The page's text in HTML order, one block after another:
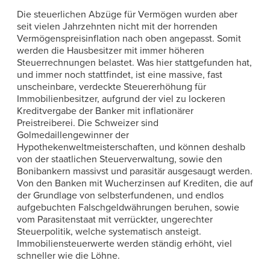
Die steuerlichen Abzüge für Vermögen wurden aber
seit vielen Jahrzehnten nicht mit der horrenden
Vermögenspreisinflation nach oben angepasst. Somit
werden die Hausbesitzer mit immer höheren
Steuerrechnungen belastet. Was hier stattgefunden hat,
und immer noch stattfindet, ist eine massive, fast
unscheinbare, verdeckte Steuererhöhung für
Immobilienbesitzer, aufgrund der viel zu lockeren
Kreditvergabe der Banker mit inflationärer
Preistreiberei. Die Schweizer sind
Golmedaillengewinner der
Hypothekenweltmeisterschaften, und können deshalb
von der staatlichen Steuerverwaltung, sowie den
Bonibankern massivst und parasitär ausgesaugt werden.
Von den Banken mit Wucherzinsen auf Krediten, die auf
der Grundlage von selbsterfundenen, und endlos
aufgebuchten Falschgeldwährungen beruhen, sowie
vom Parasitenstaat mit verrückter, ungerechter
Steuerpolitik, welche systematisch ansteigt.
Immobiliensteuerwerte werden ständig erhöht, viel
schneller wie die Löhne.